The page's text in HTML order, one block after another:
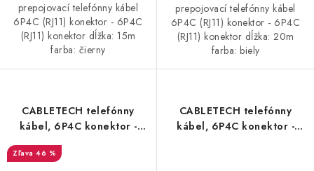
prepojovací telefónny kábel
6P4C (RJ11) konektor - 6P4C
(RJ11) konektor dĺžka: 15m
farba: čierny
prepojovací telefónny kábel
6P4C (RJ11) konektor - 6P4C
(RJ11) konektor dĺžka: 20m
farba: biely
CABLETECH telefónny
kábel, 6P4C konektor -
46 %
CABLETECH telefónny
kábel, 6P4C konektor -